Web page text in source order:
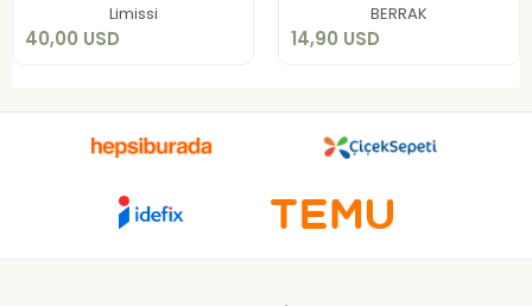
Limissi
40,00 USD
BERRAK
14,90 USD